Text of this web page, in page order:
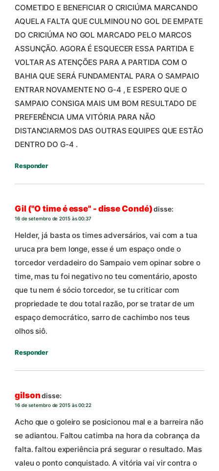
COMETIDO E BENEFICIAR O CRICIÚMA MARCANDO
AQUELA FALTA QUE CULMINOU NO GOL DE EMPATE
DO CRICIÚMA NO GOL MARCADO PELO MARCOS
ASSUNÇÃO. AGORA É ESQUECER ESSA PARTIDA E
VOLTAR AS ATENÇÕES PARA A PARTIDA COM O
BAHIA QUE SERÁ FUNDAMENTAL PARA O SAMPAIO
ENTRAR NOVAMENTE NO G-4 , E ESPERO QUE O
SAMPAIO CONSIGA MAIS UM BOM RESULTADO DE
PREFERÊNCIA UMA VITÓRIA PARA NÃO
DISTANCIARMOS DAS OUTRAS EQUIPES QUE ESTÃO
DENTRO DO G-4 .
Responder
Gil ("O time é esse" - disse Condé) disse:
16 de setembro de 2015 às 00:37
Helder, já basta os times adversários, vai com a tua
uruca pra bem longe, esse é um espaço onde o
torcedor verdadeiro do Sampaio vem opinar sobre o
time, mas tu foi negativo no teu comentário, aposto
que tu nem é sócio torcedor, se tu criticar com
propriedade te dou total razão, por se tratar de um
espaço democrático, sarro de cachimbo nos teus
olhos siô.
Responder
gilsondisse:
16 de setembro de 2015 às 00:22
Acho que o goleiro se posicionou mal e a barreira não
se adiantou. Faltou catimba na hora da cobrança da
falta. faltou experiência prá segurar o resultado. Mas
valeu o ponto conquistado. A vitória vai vir contra o